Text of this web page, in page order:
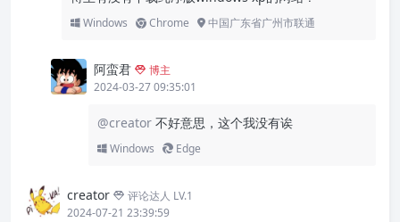
Windows Chrome 中国广东省广州市联通
阿蛮君
博主
2024-03-27 09:35:01
@creator 不好意思，这个我没有诶
Windows Edge
creator
评论达人 LV.1
2024-07-21 23:39:59